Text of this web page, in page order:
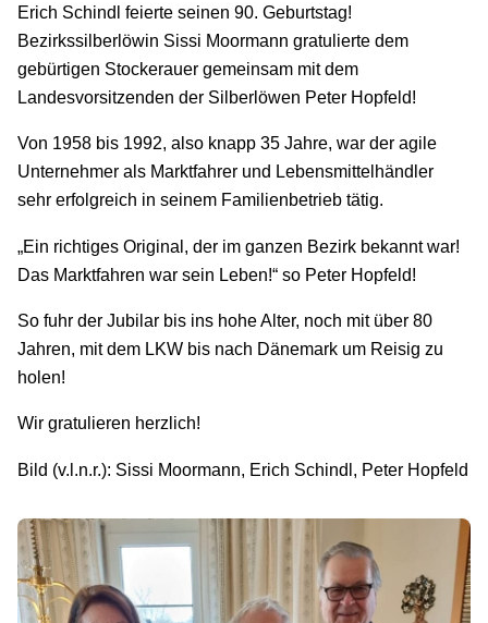
Erich Schindl feierte seinen 90. Geburtstag!
Bezirkssilberlöwin Sissi Moormann gratulierte dem
gebürtigen Stockerauer gemeinsam mit dem
Landesvorsitzenden der Silberlöwen Peter Hopfeld!
Von 1958 bis 1992, also knapp 35 Jahre, war der agile
Unternehmer als Marktfahrer und Lebensmittelhändler
sehr erfolgreich in seinem Familienbetrieb tätig.
„Ein richtiges Original, der im ganzen Bezirk bekannt war!
Das Marktfahren war sein Leben!“ so Peter Hopfeld!
So fuhr der Jubilar bis ins hohe Alter, noch mit über 80
Jahren, mit dem LKW bis nach Dänemark um Reisig zu
holen!
Wir gratulieren herzlich!
Bild (v.l.n.r.): Sissi Moormann, Erich Schindl, Peter Hopfeld